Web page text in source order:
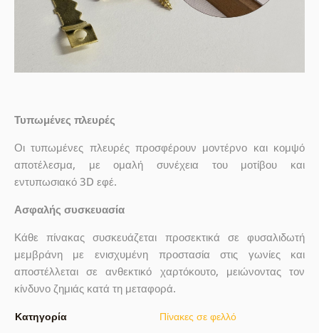
Τυπωμένες πλευρές
Οι τυπωμένες πλευρές προσφέρουν μοντέρνο και κομψό
αποτέλεσμα, με ομαλή συνέχεια του μοτίβου και
εντυπωσιακό 3D εφέ.
Ασφαλής συσκευασία
Κάθε πίνακας συσκευάζεται προσεκτικά σε φυσαλιδωτή
μεμβράνη με ενισχυμένη προστασία στις γωνίες και
αποστέλλεται σε ανθεκτικό χαρτόκουτο, μειώνοντας τον
κίνδυνο ζημιάς κατά τη μεταφορά.
Κατηγορία
Πίνακες σε φελλό